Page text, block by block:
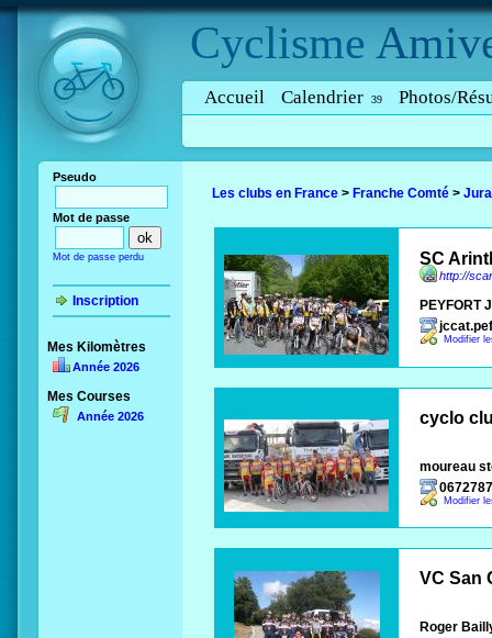
Cyclisme
Accueil Calendrier 39 Photos/
Pseudo
Mot de passe
Mot de passe perdu
Inscription
Mes Kilomètres
Année 2026
Mes Courses
Année 2026
Les clubs en France > Franche Comté > Jura
SC
http://
PEYFORT
Modifier
cyclo
moureau
Modifier
VC San
Roger